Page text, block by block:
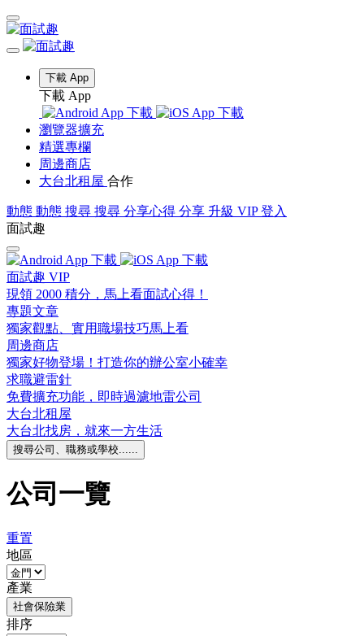
下載 App
下載 App
瀏覽器擴充
精選專欄
周邊商店
大台北租屋 合作
動態 動態 搜尋 搜尋 分享心得 分享 升級 VIP 登入
面試趣
面試趣 VIP
現領 2000 積分，馬上看面試心得！
專題文章
獨家觀點、實用職場技巧馬上看
周邊商店
獨家好物登場！打造你的辦公室小確幸
求職避雷針
免費擴充功能，即時過濾地雷公司
大台北租屋
大台北找房，就來一方生活
搜尋公司、職務或學校......
公司一覽
重置
地區
產業
社會保險業
排序